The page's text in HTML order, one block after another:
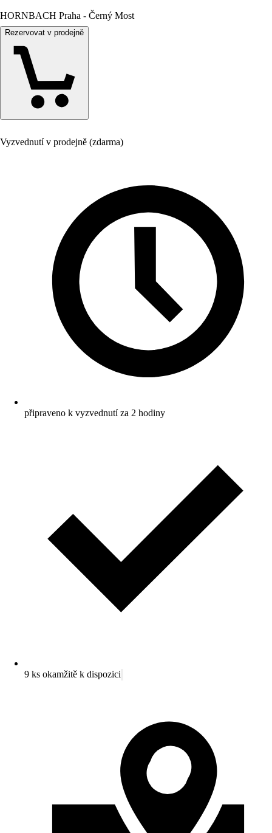
HORNBACH Praha - Černý Most
Rezervovat v prodejně
Vyzvednutí v prodejně (zdarma)
připraveno k vyzvednutí za 2 hodiny
9 ks okamžitě k dispozici